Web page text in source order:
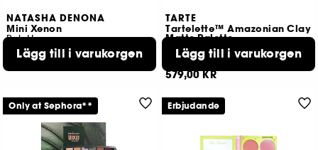
NATASHA DENONA
Mini Xenon
Palette
146
Lägg till i varukorgen
TARTE
Tartelette™ Amazonian Clay
Matte Palette
Ögonskuggspalett
2269
579,00 KR
Lägg till i varukorgen
Only at Sephora** Erbjudande